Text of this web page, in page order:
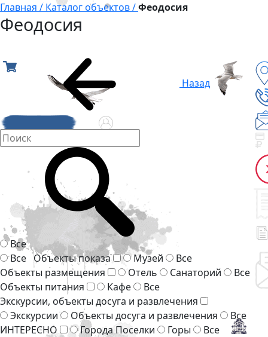
Главная / Каталог объектов /Феодосия
Феодосия
Назад
Все
Все Объекты показа Музей
Все
Объекты размещения
Отель Санаторий
Все
Объекты питания
Кафе
Все
Экскурсии, объекты досуга и развлечения
Экскурсии
Объекты досуга и развлечения
Все
ИНТЕРЕСНО
Города Поселки Горы Все